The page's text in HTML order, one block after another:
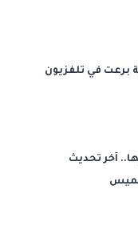
برعت في تلفزيون
5985 جنيها.. آخر تحديث